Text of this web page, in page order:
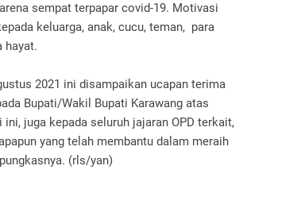
sempat terpapar covid-19. Motivasi
keluarga, anak, cucu, teman, para
hayat.
2021 ini disampaikan ucapan terima
Bupati/Wakil Bupati Karawang atas
juga kepada seluruh jajaran OPD terkait,
yang telah membantu dalam meraih
(rls/yan)